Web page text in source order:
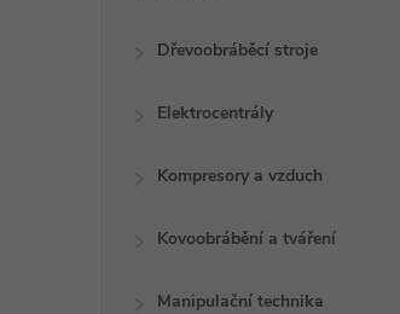
Dřevoobráběcí stroje
Elektrocentrály
Kompresory a vzduch
Kovoobrábění a tváření
Manipulační technika